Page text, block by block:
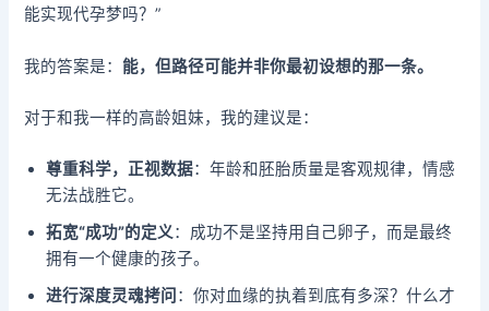
能实现代孕梦吗？”
我的答案是：能，但路径可能并非你最初设想的那一条。
对于和我一样的高龄姐妹，我的建议是：
尊重科学，正视数据：年龄和胚胎质量是客观规律，情感
无法战胜它。
拓宽“成功”的定义：成功不是坚持用自己卵子，而是最终
拥有一个健康的孩子。
进行深度灵魂拷问 ：你对血缘的执着到底有多深？什么才